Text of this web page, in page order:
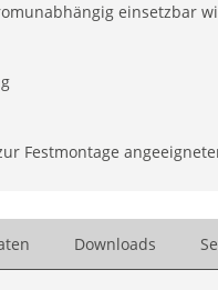
einsetzbar
Festmontage
Downloads